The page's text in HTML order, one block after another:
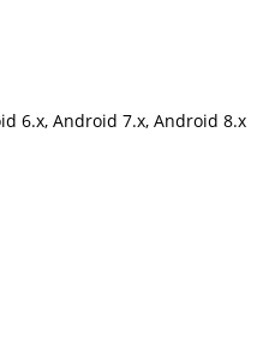
6.x, Android 7.x, Android 8.x